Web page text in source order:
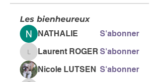
Les bienheureux
NATHALIE
S'abonner
Laurent ROGER
Laurent ROGER S'abonner
Nicole LUTSEN S'abonner